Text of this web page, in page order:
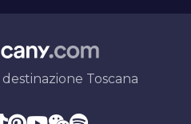
Toscana